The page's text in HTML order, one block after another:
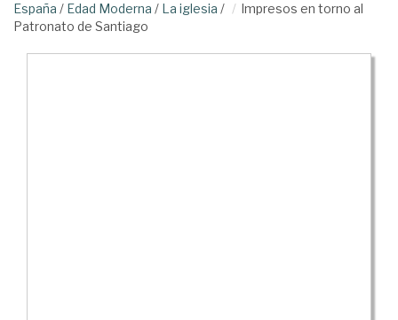
España / Edad Moderna / La iglesia /
Impresos en torno al
Patronato de Santiago